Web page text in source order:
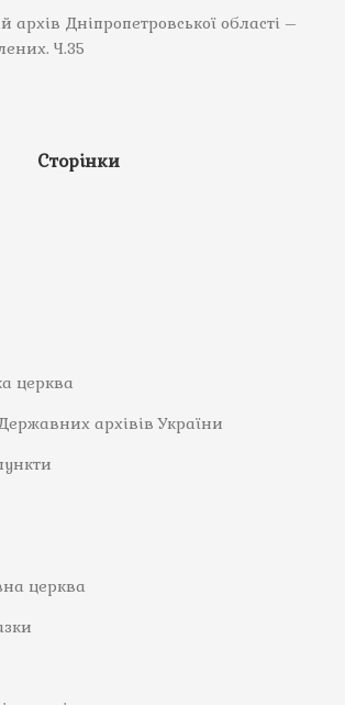
архів Дніпропетровської області –
Ч.35
Сторінки
церква
архівів України
церква